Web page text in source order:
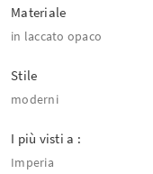
Materiale
in laccato opaco
Stile
moderni
I più visti a :
Imperia